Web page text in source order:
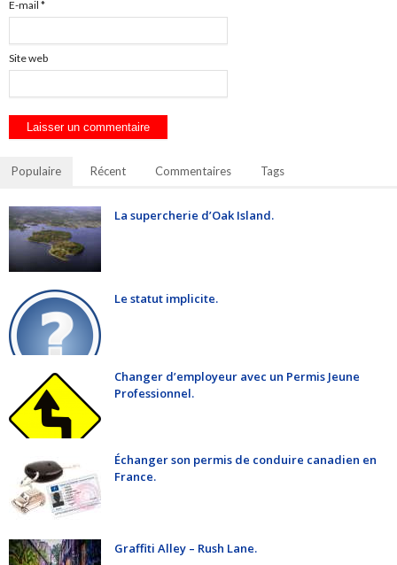
E-mail *
Site web
Populaire Récent Commentaires Tags
La supercherie d’Oak Island.
Le statut implicite.
Changer d’employeur avec un Permis Jeune
Professionnel.
Échanger son permis de conduire canadien en
France.
Graffiti Alley – Rush Lane.